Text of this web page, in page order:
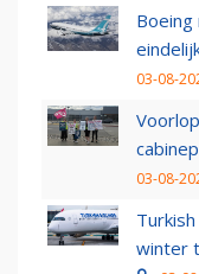
Boeing
03-08-
03-08-
winter